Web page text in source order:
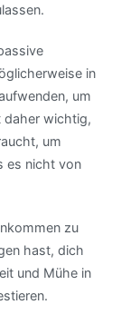
in
um
daher wichtig,
um
es nicht von
zu
hast, dich
und Mühe in